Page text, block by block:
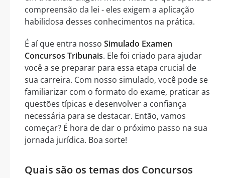
compreensão da lei - eles exigem a aplicação
habilidosa desses conhecimentos na prática.
É aí que entra nosso Simulado Examen
Concursos Tribunais. Ele foi criado para ajudar
você a se preparar para essa etapa crucial de
sua carreira. Com nosso simulado, você pode se
familiarizar com o formato do exame, praticar as
questões típicas e desenvolver a confiança
necessária para se destacar. Então, vamos
começar? É hora de dar o próximo passo na sua
jornada jurídica. Boa sorte!
Quais são os temas dos Concursos